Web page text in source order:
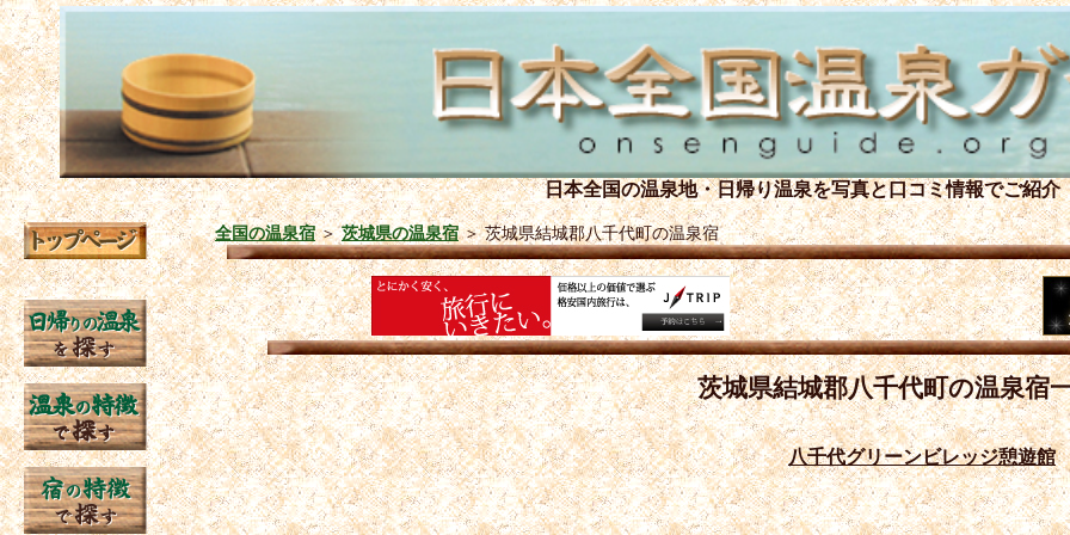
日本全国の温泉地・日帰り温泉を写真と口コミ情報でご紹介
全国の温泉宿＞茨城県の温泉宿＞茨城県結城郡八千代町の温泉宿
茨城県結城郡八千代町の温泉宿
八千代グリーンビレッジ憩遊館